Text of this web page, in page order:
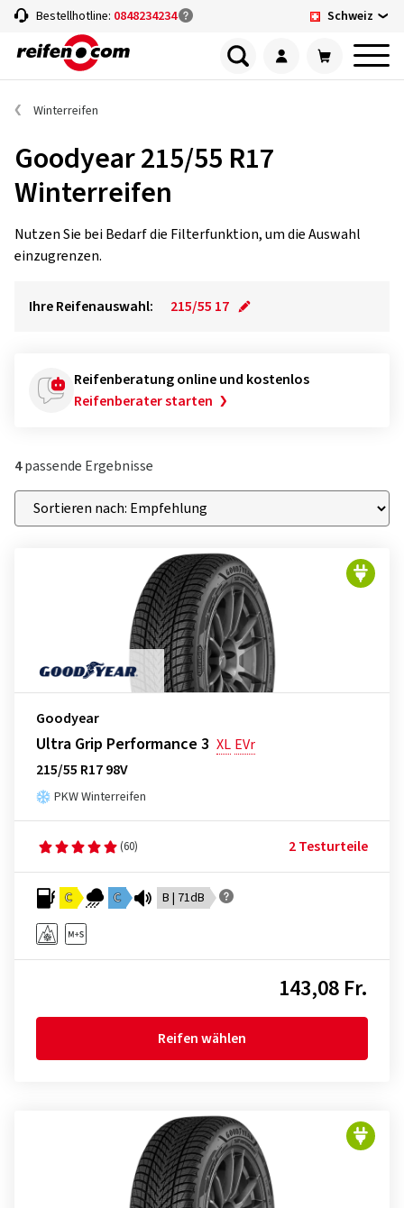
Bestellhotline: 0848234234 Schweiz
Winterreifen
Goodyear 215/55 R17
Winterreifen
Nutzen Sie bei Bedarf die Filterfunktion, um die Auswahl
einzugrenzen.
Ihre Reifenauswahl: 215/55 17
Reifenberatung online und kostenlos
Reifenberater starten
4passende Ergebnisse
Goodyear
Ultra Grip Performance 3 XL EVr
215/55 R17 98V
PKW Winterreifen
(60) 2 Testurteile
C C B | 71dB
143,08 Fr.
Reifen wählen